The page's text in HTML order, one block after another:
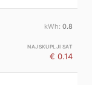
0.8
€ 0.14